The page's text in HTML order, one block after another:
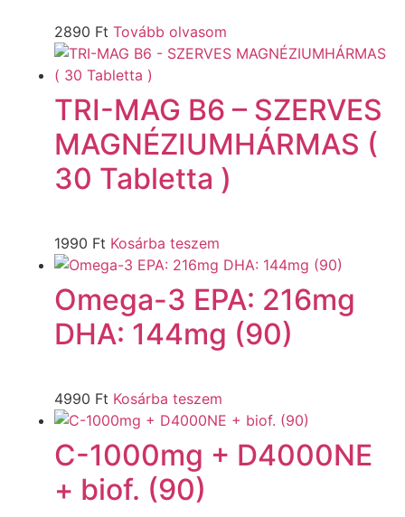
2890 Ft Tovább olvasom
TRI-MAG B6 – SZERVES
MAGNÉZIUMHÁRMAS (
30 Tabletta )
1990 Ft Kosárba teszem
Omega-3 EPA: 216mg
DHA: 144mg (90)
4990 Ft Kosárba teszem
C-1000mg + D4000NE
+ biof. (90)